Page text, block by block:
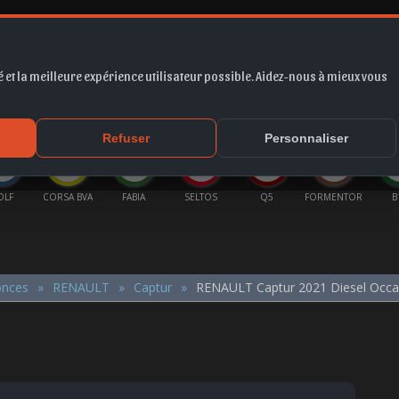
la meilleure expérience utilisateur possible. Aidez-nous à mieux vous
Refuser Personnaliser
CORSA BVA FABIA SELTOS Q5 FORMENTOR
RENAULT Captur RENAULT Captur 2021 Diesel